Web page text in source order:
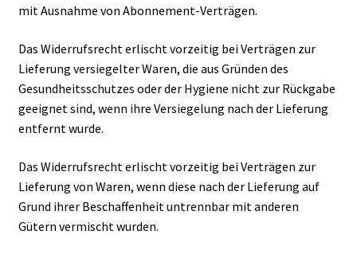
mit Ausnahme von Abonnement-Verträgen.
Das Widerrufsrecht erlischt vorzeitig bei Verträgen zur
Lieferung versiegelter Waren, die aus Gründen des
Gesundheitsschutzes oder der Hygiene nicht zur Rückgabe
geeignet sind, wenn ihre Versiegelung nach der Lieferung
entfernt wurde.
Das Widerrufsrecht erlischt vorzeitig bei Verträgen zur
Lieferung von Waren, wenn diese nach der Lieferung auf
Grund ihrer Beschaffenheit untrennbar mit anderen
Gütern vermischt wurden.